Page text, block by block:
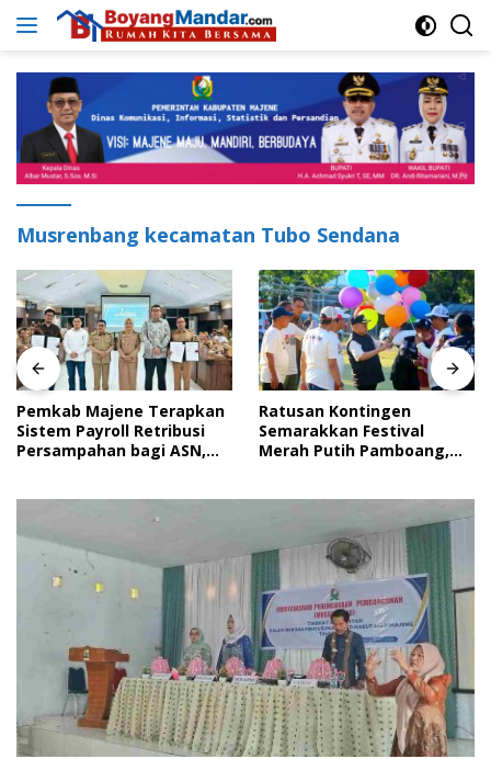
Langsung
Musrenbang kecamatan Tubo Sendana
Pemkab Majene Terapkan
Sistem Payroll Retribusi
Persampahan bagi ASN,
Ratusan Kontingen
Semarakkan Festival
Merah Putih Pamboang,